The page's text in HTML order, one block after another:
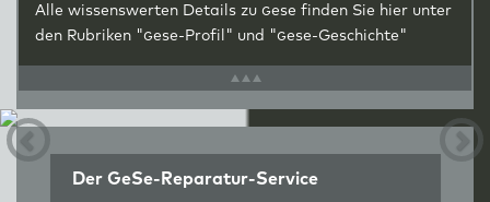
Alle wissenswerten Details zu gese finden Sie hier unter
den Rubriken "gese-Profil" und "gese-Geschichte"
Der GeSe-Reparatur-Service